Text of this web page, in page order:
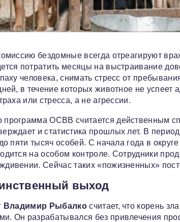
бездомные всегда отреагируют
потратить месяцы на выстраивание
человека, снимать стресс от
в течение которых животное не успеет
или стресса, а не агрессии.
ОСВВ считается действенным
и статистика прошлых лет. В
пяти тысяч особей. С начала года в
на особом контроле. Сотрудники
Сейчас таких «пожизненных»
выход
Владимир Рыбалкосчитает, что корень
Он разрабатывался без привлечения